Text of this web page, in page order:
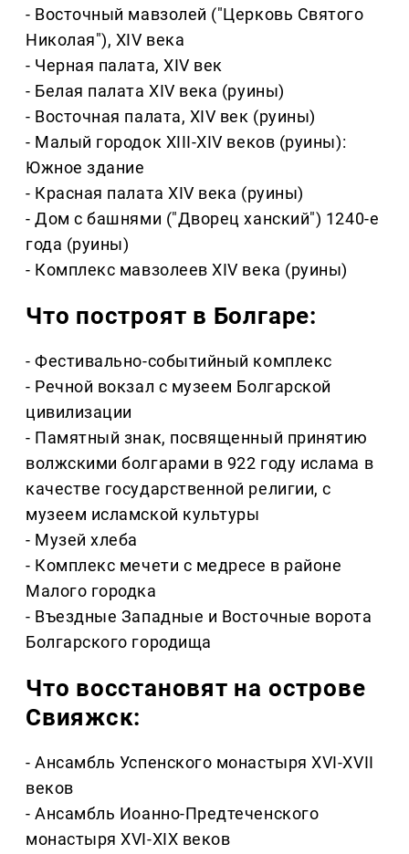
- Восточный мавзолей ("Церковь Святого
Николая"), XIV века
- Черная палата, XIV век
- Белая палата XIV века (руины)
- Восточная палата, XIV век (руины)
- Малый городок XIII-XIV веков (руины):
Южное здание
- Красная палата XIV века (руины)
- Дом с башнями ("Дворец ханский") 1240-е
года (руины)
- Комплекс мавзолеев XIV века (руины)
Что построят в Болгаре:
- Фестивально-событийный комплекс
- Речной вокзал с музеем Болгарской
цивилизации
- Памятный знак, посвященный принятию
волжскими болгарами в 922 году ислама в
качестве государственной религии, с
музеем исламской культуры
- Музей хлеба
- Комплекс мечети с медресе в районе
Малого городка
- Въездные Западные и Восточные ворота
Болгарского городища
Что восстановят на острове
Свияжск:
- Ансамбль Успенского монастыря XVI-XVII
веков
- Ансамбль Иоанно-Предтеченского
монастыря XVI-XIX веков